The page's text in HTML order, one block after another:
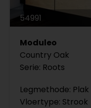
54991
Moduleo
Country Oak
Serie: Roots
Legmethode: Plak
Vloertype: Strook